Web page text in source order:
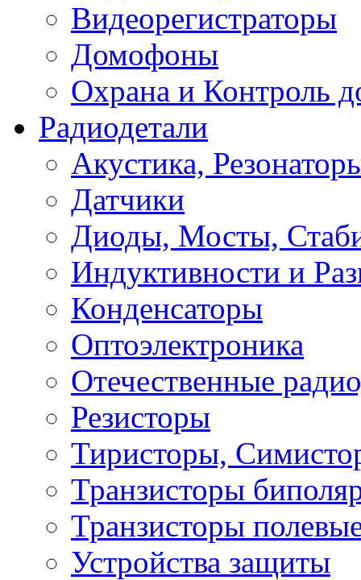
Видеорегистраторы
Домофоны
Охрана и Контроль
Радиодетали
Акустика,
Датчики
Диоды, Мосты,
Индуктивности и
Конденсаторы
Оптоэлектроника
Отечественные
Резисторы
Тиристоры,
Транзисторы
Транзисторы
Устройства защиты